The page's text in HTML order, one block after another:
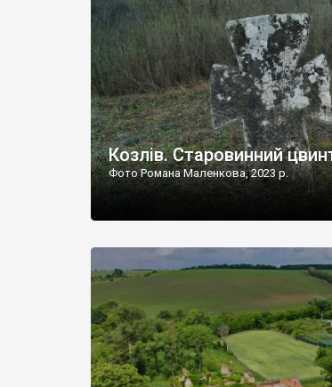
сіл. У селі є мурована Михайлівська
Козлів. Старовинний
Фото Романа Маленкова, 2023 р.